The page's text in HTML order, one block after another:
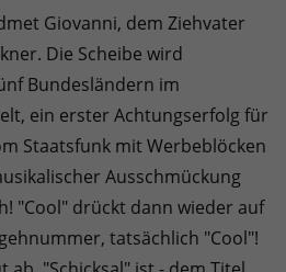
Giovanni, dem Ziehvater
Die Scheibe wird
Bundesländern im
ein erster Achtungserfolg für
Staatsfunk mit Werbeblöcken
Ausschmückung
"Cool" drückt dann wieder auf
tatsächlich "Cool"!